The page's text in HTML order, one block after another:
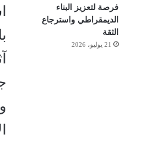
فرصة لتعزيز البناء
الديمقراطي واسترجاع
الثقة
21 يوليو، 2026